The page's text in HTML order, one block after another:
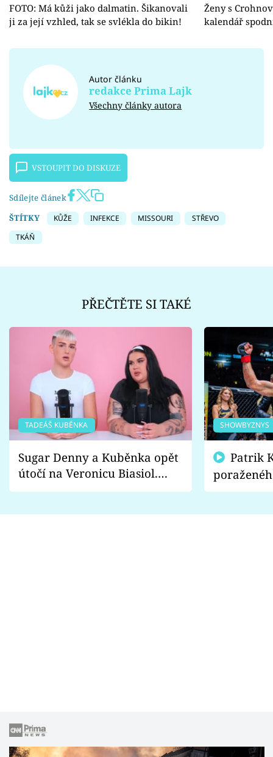
FOTO: Má kůži jako dalmatin. Šikanovali
ji za její vzhled, tak se svlékla do bikin!
Ženy s
kalendář
Autor článku
redakce Prima Lajk
Všechny články autora
VSTOUPIT DO DISKUZE
Sdílejte článek
ŠTÍTKY
KŮŽE INFEKCE MISSOURI
STŘEVO
TKÁŇ
PŘEČTĚTE SI TAKÉ
TADEÁŠ KUBĚNKA
Sugar Denny a Kuběnka opět
útočí na Veronicu Biasiol.
Proč je podle nich falešná a
SHOWBYZNYS
fanoušci